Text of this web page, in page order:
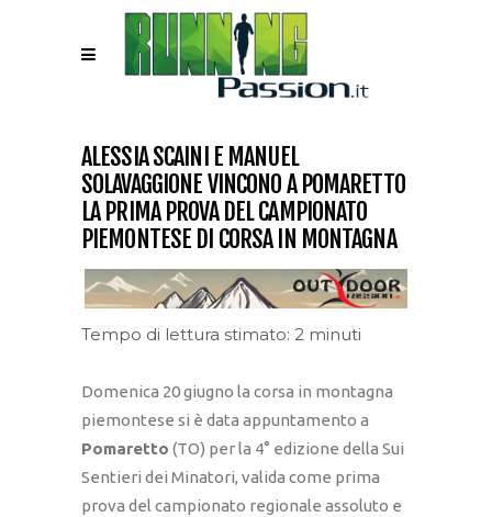
ALESSIA SCAINI E MANUEL
SOLAVAGGIONE VINCONO A POMARETTO
LA PRIMA PROVA DEL CAMPIONATO
PIEMONTESE DI CORSA IN MONTAGNA
Tempo di lettura stimato: 2 minuti
Domenica 20 giugno la corsa in montagna
piemontese si è data appuntamento a
Pomaretto (TO) per la 4° edizione della Sui
Sentieri dei Minatori, valida come prima
prova del campionato regionale assoluto e